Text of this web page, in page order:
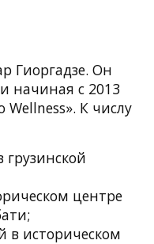
Гиоргадзе. Он
начиная с 2013
К числу
центре
в историческом